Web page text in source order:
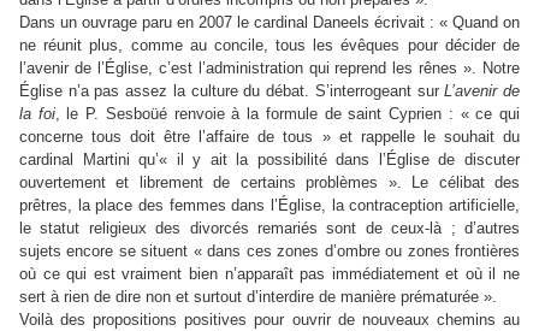
Dans un ouvrage paru en 2007 le cardinal Daneels écrivait : « Quand on
ne réunit plus, comme au concile, tous les évêques pour décider de
l’avenir de l’Église, c’est l’administration qui reprend les rênes ». Notre
Église n’a pas assez la culture du débat. S’interrogeant surL’avenir de
la foi, le P. Sesboüé renvoie à la formule de saint Cyprien : « ce qui
concerne tous doit être l’affaire de tous » et rappelle le souhait du
cardinal Martini qu’« il y ait la possibilité dans l’Église de discuter
ouvertement et librement de certains problèmes ». Le célibat des
prêtres, la place des femmes dans l’Église, la contraception artificielle,
le statut religieux des divorcés remariés sont de ceux-là ; d’autres
sujets encore se situent « dans ces zones d’ombre ou zones frontières
où ce qui est vraiment bien n’apparaît pas immédiatement et où il ne
sert à rien de dire non et surtout d’interdire de manière prématurée ».
Voilà des propositions positives pour ouvrir de nouveaux chemins au